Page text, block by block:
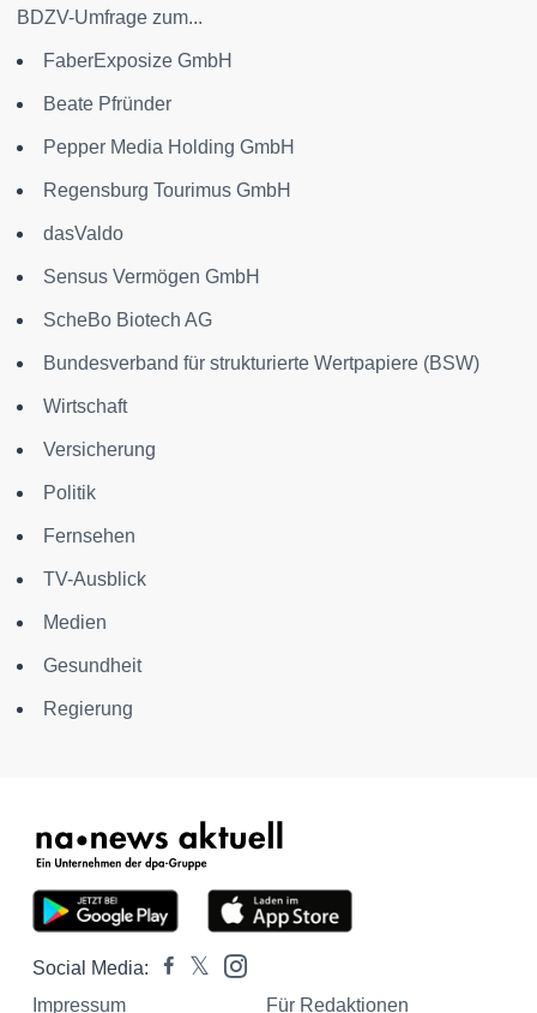
BDZV-Umfrage zum...
FaberExposize GmbH
Beate Pfründer
Pepper Media Holding GmbH
Regensburg Tourimus GmbH
dasValdo
Sensus Vermögen GmbH
ScheBo Biotech AG
Bundesverband für strukturierte Wertpapiere (BSW)
Wirtschaft
Versicherung
Politik
Fernsehen
TV-Ausblick
Medien
Gesundheit
Regierung
Social Media:
Impressum
Für Redaktionen